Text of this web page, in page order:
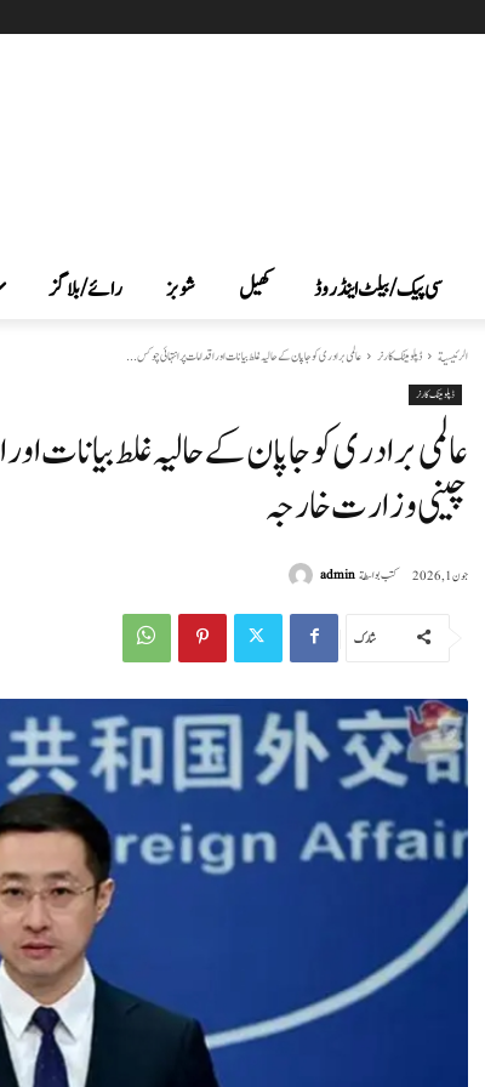
سی پیک /بیلٹ اینڈ روڈ کھیل شوبز رائے/بلاگز
الرئيسية ڈپلومیٹک کارنر عالمی برادری کو جاپان کے حالیہ غلط بیانات اور اقدامات پرانتہائی چوکس...
ڈپلومیٹک کارنر
عالمی برادری کو جاپان کے حالیہ غلط بیانات
چینی وزارت خارجہ
جون 1, 2026 كتب بواسطةadmin
شارك